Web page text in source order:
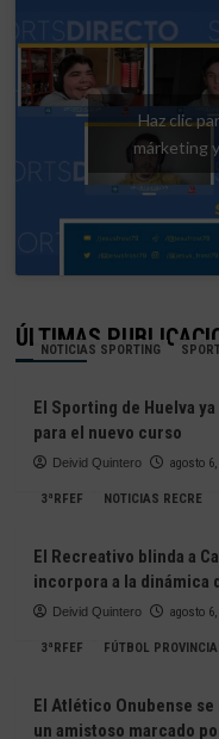
Haz clic
márketing
ÚLTIMAS
NOTICIAS SPORTING
El Sporting de Huelva
para el nuevo curso
Deivid Quintero agosto
3ªRFEF NOTICIAS RECRE
El Recreativo blinda a
incorpora a la dinámica
Deivid Quintero agosto
3ªRFEF FÚTBOL
El Atlético Onubense
un amistoso marcado